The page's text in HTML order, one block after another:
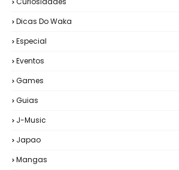
Dicas Do Waka
Especial
Eventos
Games
Guias
J-Music
Japao
Mangas